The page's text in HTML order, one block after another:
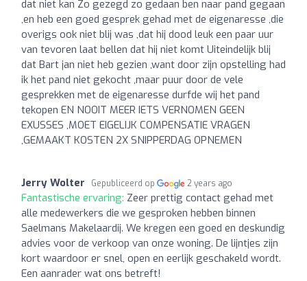
dat niet kan Zo gezegd zo gedaan ben naar pand gegaan
,en heb een goed gesprek gehad met de eigenaresse ,die
overigs ook niet blij was ,dat hij dood leuk een paar uur
van tevoren laat bellen dat hij niet komt Uiteindelijk blij
dat Bart jan niet heb gezien ,want door zijn opstelling had
ik het pand niet gekocht ,maar puur door de vele
gesprekken met de eigenaresse durfde wij het pand
tekopen EN NOOIT MEER IETS VERNOMEN GEEN
EXUSSES ,MOET EIGELIJK COMPENSATIE VRAGEN
,GEMAAKT KOSTEN 2X SNIPPERDAG OPNEMEN
Jerry Wolter Gepubliceerd op 2 years ago
Fantastische ervaring: Zeer prettig contact gehad met
alle medewerkers die we gesproken hebben binnen
Saelmans Makelaardij. We kregen een goed en deskundig
advies voor de verkoop van onze woning. De lijntjes zijn
kort waardoor er snel, open en eerlijk geschakeld wordt.
Een aanrader wat ons betreft!